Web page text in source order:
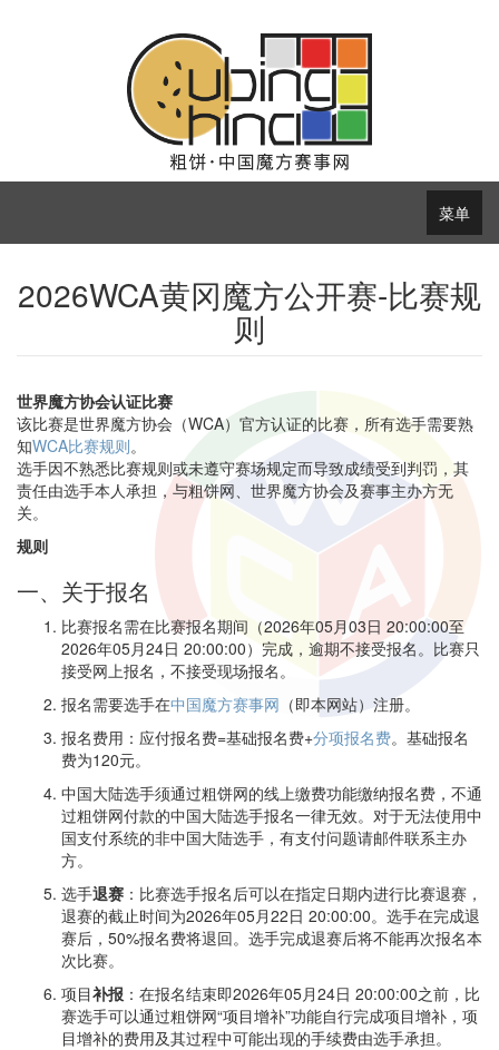
菜单
2026WCA黄冈魔方公开赛-比赛规
则
世界魔方协会认证比赛
该比赛是世界魔方协会（WCA）官方认证的比赛，所有选手需要熟
知WCA比赛规则。
选手因不熟悉比赛规则或未遵守赛场规定而导致成绩受到判罚，其
责任由选手本人承担，与粗饼网、世界魔方协会及赛事主办方无
关。
规则
一、关于报名
比赛报名需在比赛报名期间（2026年05月03日 20:00:00至
2026年05月24日 20:00:00）完成，逾期不接受报名。比赛只
接受网上报名，不接受现场报名。
报名需要选手在中国魔方赛事网 （即本网站）注册。
报名费用：应付报名费=基础报名费+分项报名费。基础报名
费为120元。
中国大陆选手须通过粗饼网的线上缴费功能缴纳报名费，不通
过粗饼网付款的中国大陆选手报名一律无效。对于无法使用中
国支付系统的非中国大陆选手，有支付问题请邮件联系主办
方。
选手退赛 ：比赛选手报名后可以在指定日期内进行比赛退赛，
退赛的截止时间为2026年05月22日 20:00:00。选手在完成退
赛后，50%报名费将退回。选手完成退赛后将不能再次报名本
次比赛。
项目补报 ：在报名结束即2026年05月24日 20:00:00之前，比
赛选手可以通过粗饼网“项目增补”功能自行完成项目增补，项
目增补的费用及其过程中可能出现的手续费由选手承担。